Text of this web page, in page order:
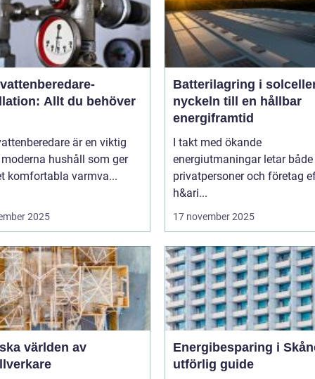
Allt du behöver
är en viktig
hushåll som ger
komfortabla varmva...
2025
Batterilagring i
nyckeln till en hållbar
energiframtid
I takt med ökande
energiutmaningar letar både
privatpersoner och företag
h&ari...
17 november 2025
världen av
Energibesparing i
utförlig guide